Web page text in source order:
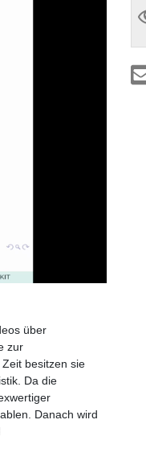
über
zur
besitzen sie
Da die
Danach wird